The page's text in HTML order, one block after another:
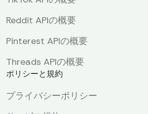
Reddit APIの概要
Pinterest APIの概要
Threads APIの概要
ポリシーと規約
プライバシーポリシー